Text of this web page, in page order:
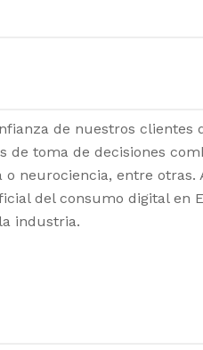
de nuestros
toma de decisiones
neurociencia, entre
del consumo digital en
industria.